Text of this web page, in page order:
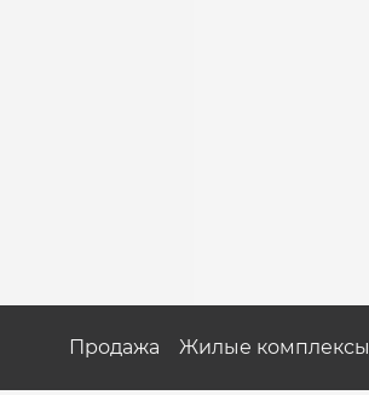
Продажа Жилые комплексы